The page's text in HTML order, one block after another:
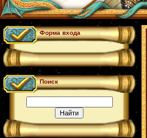
Форма входа
Поиск